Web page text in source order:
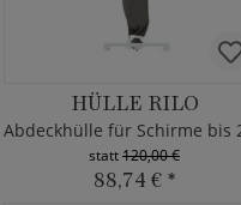
HÜLLE RILO
statt120,00 €
88,74 € *